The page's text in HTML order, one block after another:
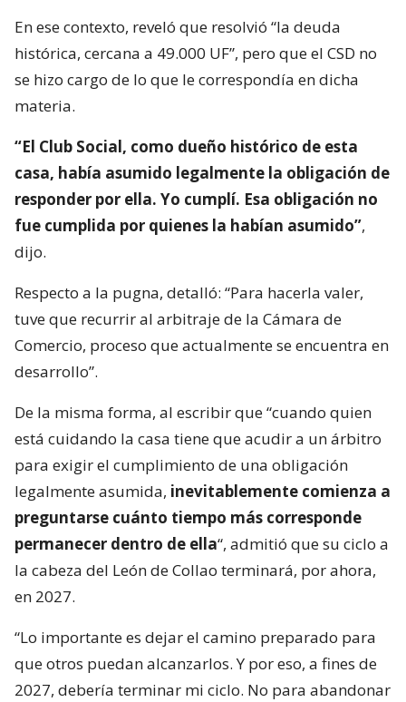
En ese contexto, reveló que resolvió “la deuda
histórica, cercana a 49.000 UF”, pero que el CSD no
se hizo cargo de lo que le correspondía en dicha
materia.
“El Club Social, como dueño histórico de esta
casa, había asumido legalmente la obligación de
responder por ella. Yo cumplí. Esa obligación no
fue cumplida por quienes la habían asumido”,
dijo.
Respecto a la pugna, detalló: “Para hacerla valer,
tuve que recurrir al arbitraje de la Cámara de
Comercio, proceso que actualmente se encuentra en
desarrollo”.
De la misma forma, al escribir que “cuando quien
está cuidando la casa tiene que acudir a un árbitro
para exigir el cumplimiento de una obligación
legalmente asumida, inevitablemente comienza a
preguntarse cuánto tiempo más corresponde
permanecer dentro de ella“, admitió que su ciclo a
la cabeza del León de Collao terminará, por ahora,
en 2027.
“Lo importante es dejar el camino preparado para
que otros puedan alcanzarlos. Y por eso, a fines de
2027, debería terminar mi ciclo. No para abandonar